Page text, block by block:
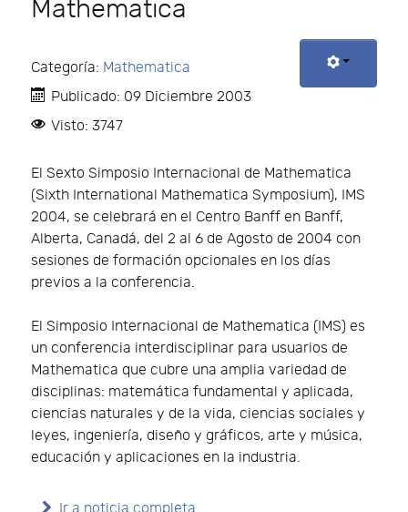
Mathematica
Categoría: Mathematica
Publicado: 09 Diciembre 2003
Visto: 3747
El Sexto Simposio Internacional de Mathematica
(Sixth International Mathematica Symposium), IMS
2004, se celebrará en el Centro Banff en Banff,
Alberta, Canadá, del 2 al 6 de Agosto de 2004 con
sesiones de formación opcionales en los días
previos a la conferencia.
El Simposio Internacional de Mathematica (IMS) es
un conferencia interdisciplinar para usuarios de
Mathematica que cubre una amplia variedad de
disciplinas: matemática fundamental y aplicada,
ciencias naturales y de la vida, ciencias sociales y
leyes, ingeniería, diseño y gráficos, arte y música,
educación y aplicaciones en la industria.